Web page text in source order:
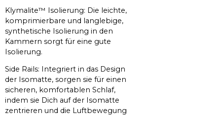
Klymalite™ Isolierung: Die leichte,
komprimierbare und langlebige,
synthetische Isolierung in den
Kammern sorgt für eine gute
Isolierung.
Side Rails: Integriert in das Design
der Isomatte, sorgen sie für einen
sicheren, komfortablen Schlaf,
indem sie Dich auf der Isomatte
zentrieren und die Luftbewegung